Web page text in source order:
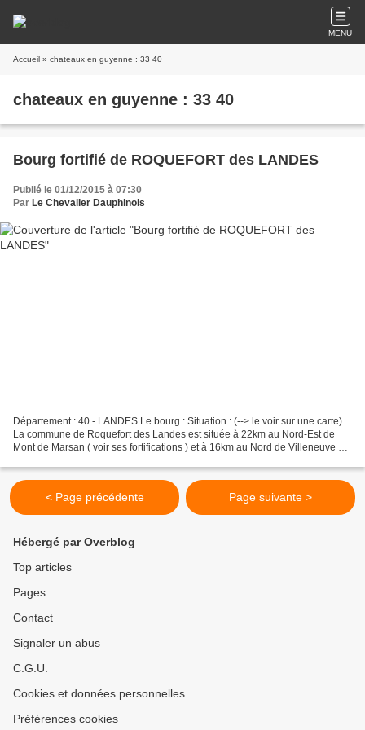
MENU
Accueil » chateaux en guyenne : 33 40
chateaux en guyenne : 33 40
Bourg fortifié de ROQUEFORT des LANDES
Publié le 01/12/2015 à 07:30
Par Le Chevalier Dauphinois
Département : 40 - LANDES Le bourg : Situation : (--> le voir sur une carte)
La commune de Roquefort des Landes est située à 22km au Nord-Est de
Mont de Marsan ( voir ses fortifications ) et à 16km au Nord de Villeneuve de
< Page précédente Page suivante >
Hébergé par Overblog
Top articles
Pages
Contact
Signaler un abus
C.G.U.
Cookies et données personnelles
Préférences cookies